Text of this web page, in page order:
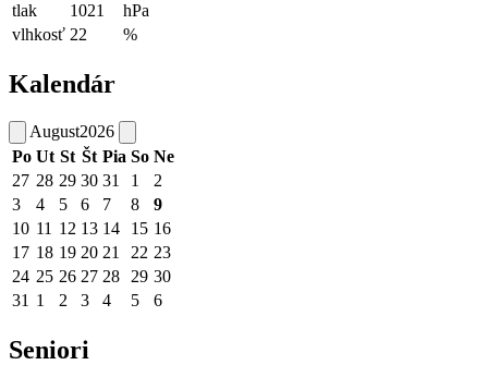
tlak
1021
hPa
vlhkosť 22 %
Kalendár
August2026
Po Ut St Št Pia So Ne
27 28 29 30 31 1
2
3
4 5 6 7 8
9
10 11 12 13 14 15 16
17 18 19 20 21 22 23
24 25 26 27 28 29 30
31 1 2 3 4 5 6
Seniori